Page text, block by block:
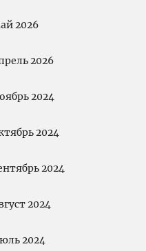
2026
2026
2024
2024
2024
2024
2024